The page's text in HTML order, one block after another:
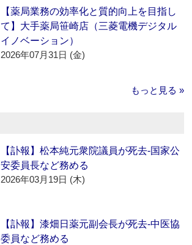
【薬局業務の効率化と質的向上を目指し
て】大手薬局笹崎店（三菱電機デジタル
イノベーション）
2026年07月31日 (金)
もっと見る »
【訃報】松本純元衆院議員が死去‐国家公
安委員長など務める
2026年03月19日 (木)
【訃報】漆畑日薬元副会長が死去‐中医協
委員など務める